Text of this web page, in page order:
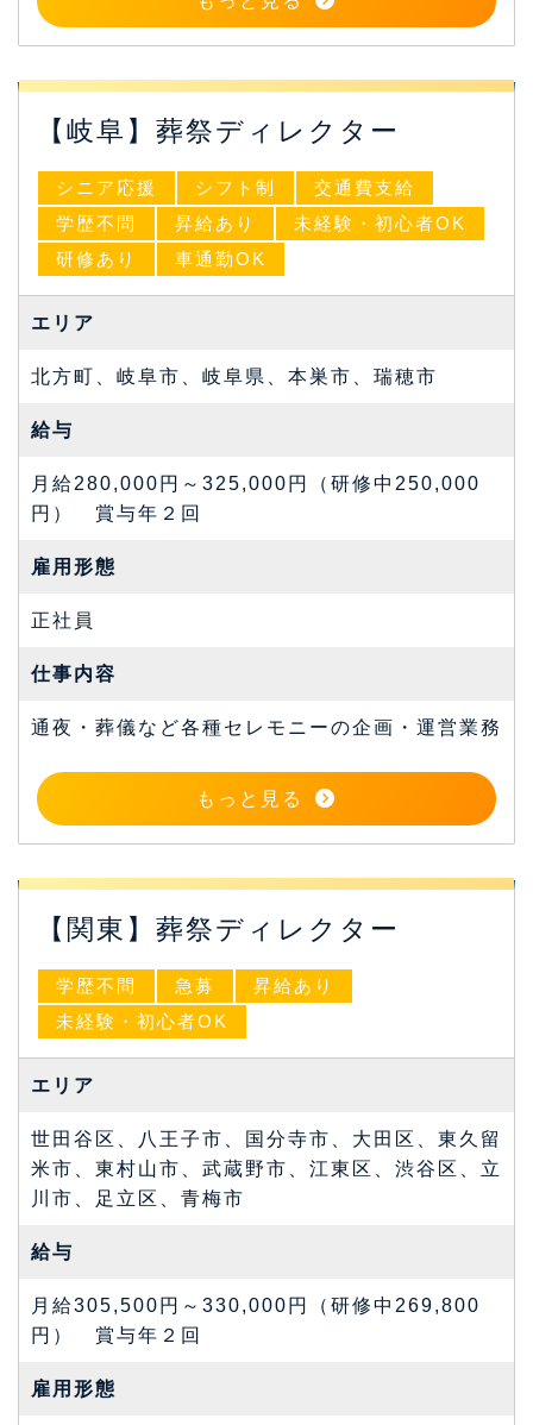
【岐阜】葬祭ディレクター
シニア応援 シフト制
交通費支給
学歴不問
昇給あり
未経験・初心者OK
研修あり
車通勤OK
エリア
北方町、岐阜市、岐阜県、本巣市、瑞穂市
給与
月給280,000円～325,000円（研修中250,000
円） 賞与年２回
雇⽤形態
正社員
仕事内容
通夜・葬儀など各種セレモニーの企画・運営業務
もっと見る
【関東】葬祭ディレクター
学歴不問 急募
昇給あり
未経験・初心者OK
エリア
世田谷区、八王子市、国分寺市、大田区、東久留
米市、東村山市、武蔵野市、江東区、渋谷区、立
川市、足立区、青梅市
給与
月給305,500円～330,000円（研修中269,800
円） 賞与年２回
雇⽤形態